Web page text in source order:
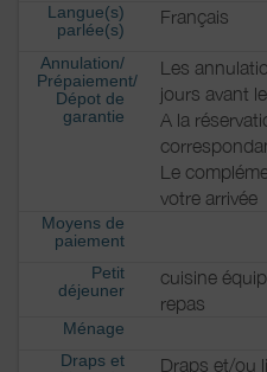
Langue(s)
parlée(s)
Français
Annulation/
Prépaiement/
Dépot de
garantie
Les
jours avant
A la
Le
votre arrivée
Moyens de
paiement
Petit
déjeuner
cuisine
repas
Ménage
Draps et
Draps et/ou